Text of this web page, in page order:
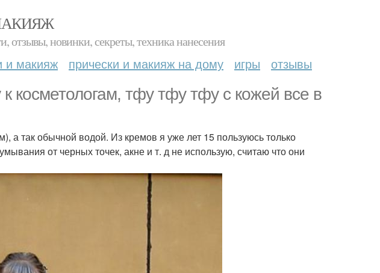
отзывы, новинки, секреты, техника нанесения
и макияж прически и макияж на дому игры отзывы
косметологам, тфу тфу тфу с кожей все в
а так обычной водой. Из кремов я уже лет 15 пользуюсь только
от черных точек, акне и т. д не использую, считаю что они